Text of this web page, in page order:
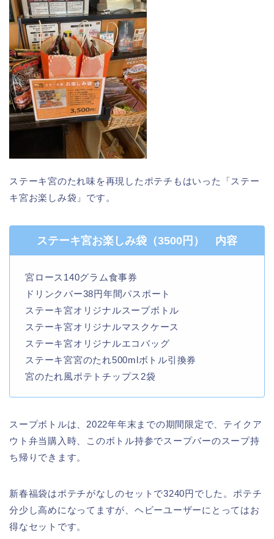
ステーキ宮のたれ味を再現したポテチもはいった「ステー
キ宮お楽しみ袋」です。
ステーキ宮お楽しみ袋（3500円） 内容
宮ロース140グラム食事券
ドリンクバー38円年間パスポート
ステーキ宮オリジナルスープボトル
ステーキ宮オリジナルマスクケース
ステーキ宮オリジナルエコバッグ
ステーキ宮宮のたれ500mlボトル引換券
宮のたれ風ポテトチップス2袋
スープボトルは、2022年年末までの期間限定で、テイクア
ウト弁当購入時、このボトル持参でスープバーのスープ持
ち帰りできます。
新春福袋はポテチがなしのセットで3240円でした。ポテチ
分少し高めになってますが、ヘビーユーザーにとってはお
得なセットです。